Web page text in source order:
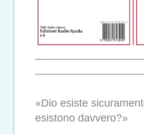
«Dio esiste
esistono davvero?»